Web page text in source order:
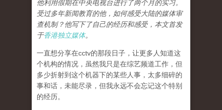
他利用假期在中央电视台进行了两个月的实习。
受过多年新闻教育的他，如何感受大陆的媒体审
查机制？他写下了自己的经历和感受，本文首发
于香港独立媒体。
一直想分享在cctv的那段日子，让更多人知道这
个机构的情况，虽然我只是在综艺频道工作，但
多少折射到这个机器下的某些人事，太多细碎的
事和话，未能尽录，但我永远不会忘记这个特别
的经历。